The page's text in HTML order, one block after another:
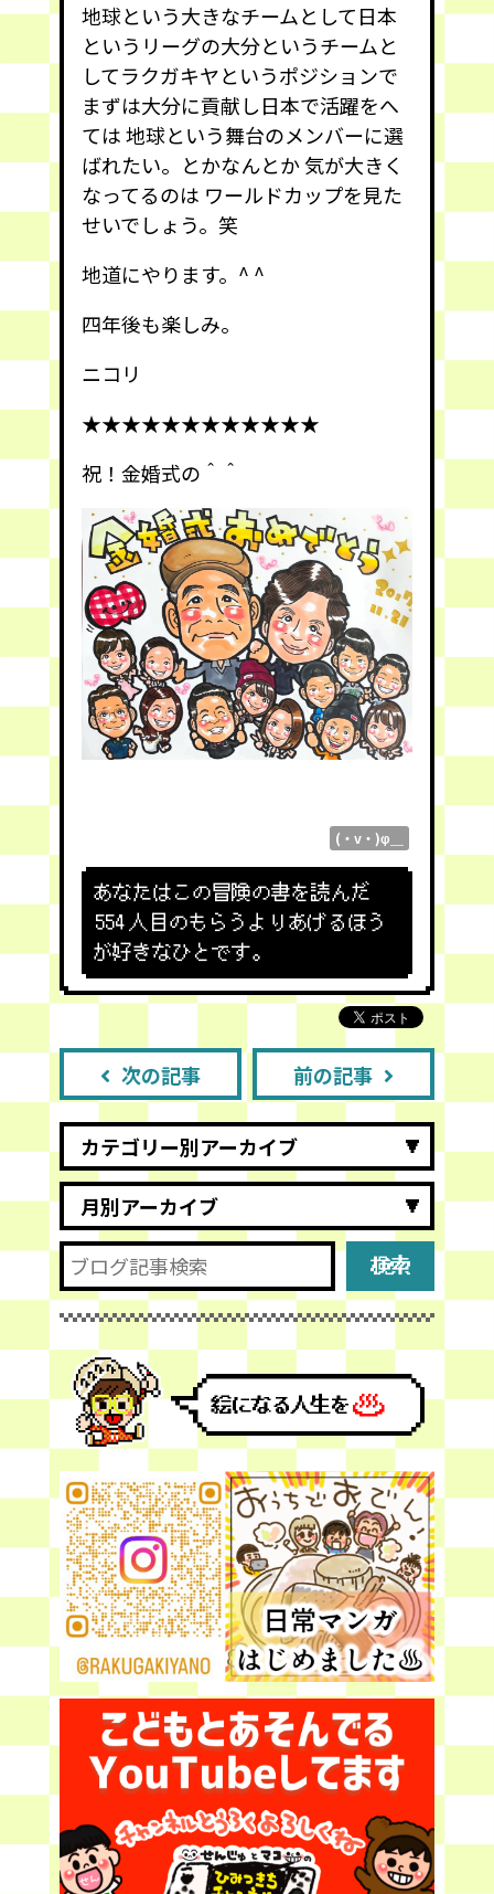
地球という大きなチームとして日本
というリーグの大分というチームと
してラクガキヤというポジションで
まずは大分に貢献し日本で活躍をへ
ては 地球という舞台のメンバーに選
ばれたい。とかなんとか 気が大きく
なってるのは ワールドカップを見た
せいでしょう。笑
地道にやります。^ ^
四年後も楽しみ。
ニコリ
★★★★★★★★★★★★
祝！金婚式の＾＾
(・v・)φ＿
あなたはこの冒険の書を読んだ
554 人目のもらうよりあげるほう
が好きなひとです。
次の記事 前の記事